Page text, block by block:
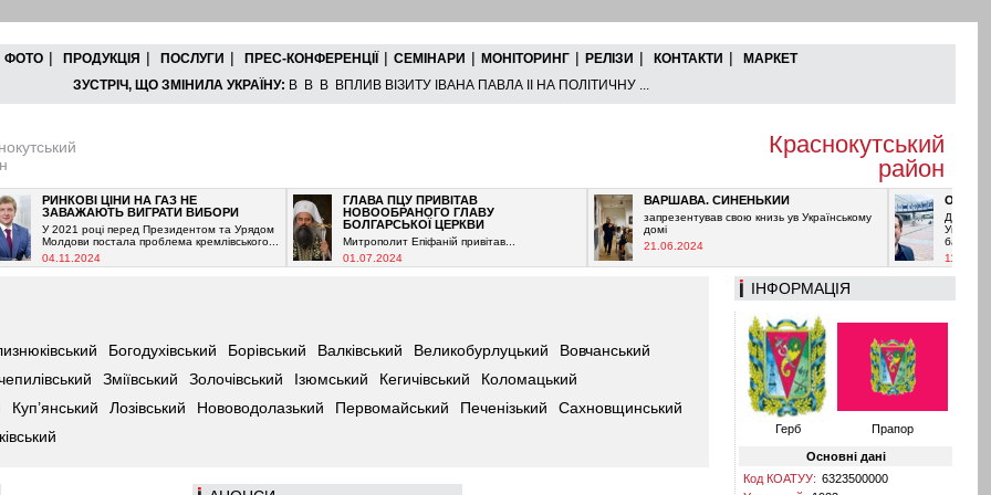
ФОТО | ПРОДУКЦІЯ | ПОСЛУГИ | ПРЕС-КОНФЕРЕНЦІЇ | СЕМІНАРИ | МОНІТОРИНГ | РЕЛІЗИ | КОНТАКТИ |
МАРКЕТ
ЗУСТРІЧ, ЩО ЗМІНИЛА УКРАЇНУ: В В В ВПЛИВ ВІЗИТУ ІВАНА ПАВЛА ІІ НА ПОЛІТИЧНУ ...
Краснокутський
район
РИНКОВІ ЦІНИ НА ГАЗ НЕ
ЗАВАЖАЮТЬ ВИГРАТИ ВИБОРИ
У 2021 році перед Президентом та Урядом
Молдови постала проблема кремлівського...
04.11.2024
ГЛАВА ПЦУ ПРИВІТАВ
НОВООБРАНОГО ГЛАВУ
БОЛГАРСЬКОЇ ЦЕРКВИ
Митрополит Епіфаній привітав...
01.07.2024
ВАРШАВА. СИНЕНЬКИЙ
запрезентував свою книзь ув Українському
домі
21.06.2024
ОРБАН
Дуже важливо
Угорщині, бо
багато хто
11.06.2024
ІНФОРМАЦІЯ
Герб Прапор
Основні дані
Код КОАТУУ: 6323500000
Богодухівський Борівський Валківський Великобурлуцький
Вовчанський
Зміївський Золочівський Ізюмський Кегичівський
Коломацький
Куп’янський Лозівський Нововодолазький Первомайський Печенізький
Сахновщинський